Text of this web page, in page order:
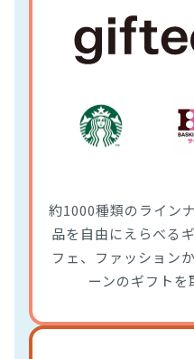
約1000種類のライン
品を自由にえらべる
フェ、ファッション
ーンのギフトを